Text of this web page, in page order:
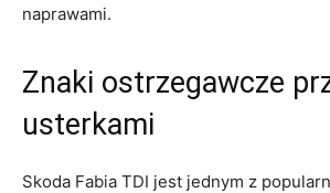
naprawami.
Znaki‍ ostrzegawcze
usterkami
Skoda Fabia‍ TDI jest jednym z